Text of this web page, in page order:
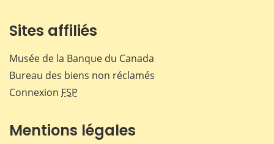
Sites affiliés
Musée de la Banque du Canada
Bureau des biens non réclamés
Connexion FSP
Mentions légales